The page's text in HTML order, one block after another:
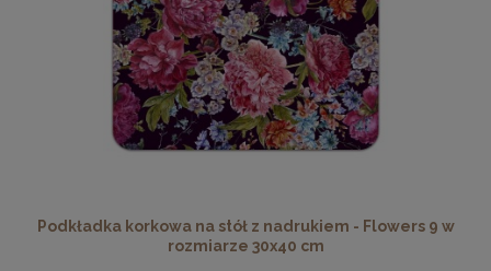
Ramka na zdjęcia A4 21 x 29,7 cm żółta, z naturalnego
drewna
17,99 zł
DO KOSZYKA
Podkładka korkowa na stół z nadrukiem - Flowers 9 w
rozmiarze 30x40 cm